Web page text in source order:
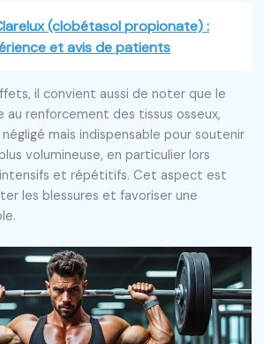
(clobétasol propionate) :
et avis de patients
il convient aussi de noter que le
au renforcement des tissus osseux,
mais indispensable pour soutenir
volumineuse, en particulier lors
et répétitifs. Cet aspect est
les blessures et favoriser une